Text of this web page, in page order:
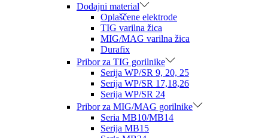
Dodajni material
Oplaščene elektrode
TIG varilna žica
MIG/MAG varilna žica
Durafix
Pribor za TIG gorilnike
Serija WP/SR 9, 20, 25
Serija WP/SR 17,18,26
Serija WP/SR 24
Pribor za MIG/MAG gorilnike
Seria MB10/MB14
Serija MB15